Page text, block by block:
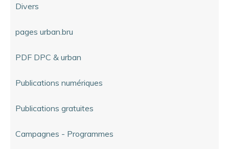
Divers
pages urban.bru
PDF DPC & urban
Publications numériques
Publications gratuites
Campagnes - Programmes